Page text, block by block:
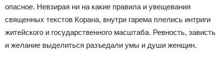
опасное. Невзирая ни на какие правила и увещевания
священных текстов Корана, внутри гарема плелись интриги
житейского и государственного масштаба. Ревность, зависть
и желание выделиться разъедали умы и души женщин.